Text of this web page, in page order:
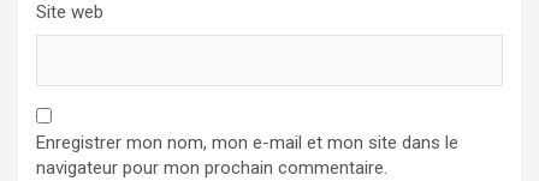
Site web
Enregistrer mon nom, mon e-mail et mon site dans le
navigateur pour mon prochain commentaire.